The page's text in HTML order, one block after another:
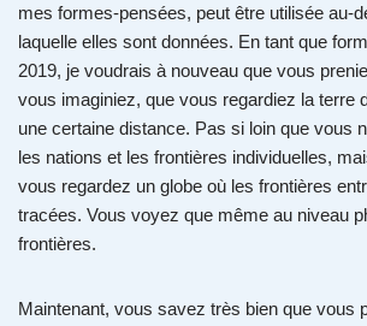
mes formes-pensées, peut être utilisée au-
laquelle elles sont données. En tant que
2019, je voudrais à nouveau que vous
vous imaginiez, que vous regardiez la terre
une certaine distance. Pas si loin que vous
les nations et les frontières individuelles,
vous regardez un globe où les frontières
tracées. Vous voyez que même au niveau
frontières.
Maintenant, vous savez très bien que vous